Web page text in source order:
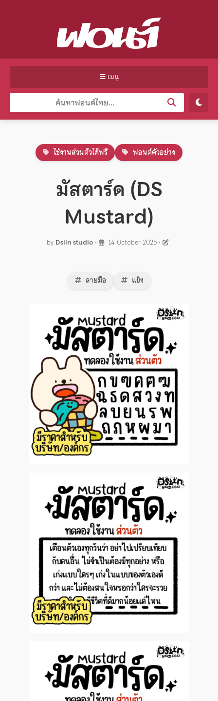
เมนู
ใช้งานส่วนตัวได้ฟรี ฟอนต์ตัวอย่าง
มัสตาร์ด (DS
Mustard)
by Dsiin studio • 14 October 2025 •
ลายมือ แข็ง